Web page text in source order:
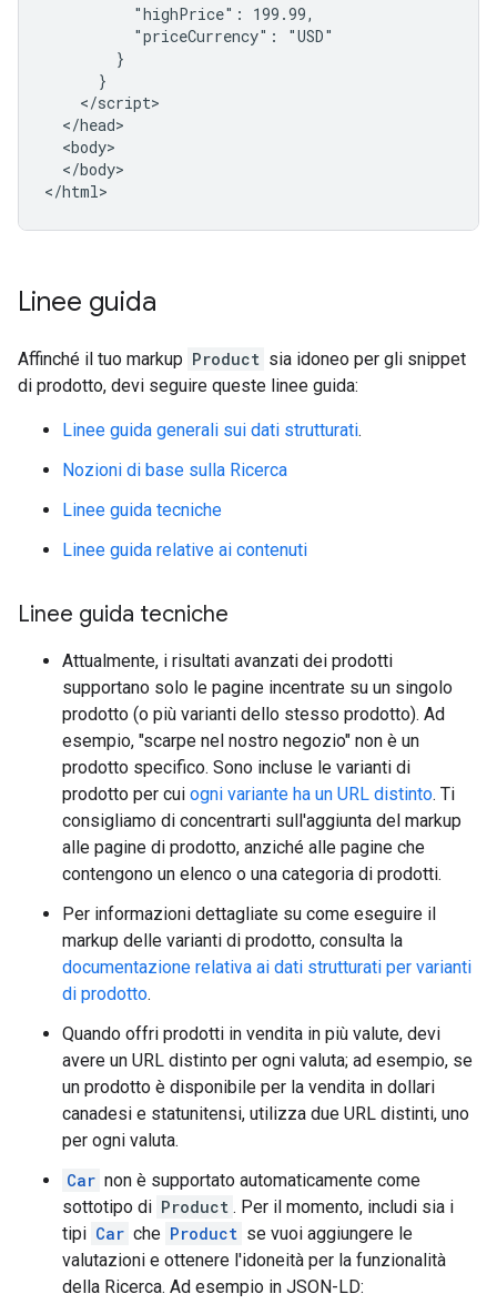
          "highPrice": 199.99,
          "priceCurrency": "USD"
        }
      }
    </script>
  </head>
  <body>
  </body>
</html>
Linee guida
Affinché il tuo markup Product sia idoneo per gli snippet
di prodotto, devi seguire queste linee guida:
Linee guida generali sui dati strutturati.
Nozioni di base sulla Ricerca
Linee guida tecniche
Linee guida relative ai contenuti
Linee guida tecniche
Attualmente, i risultati avanzati dei prodotti
supportano solo le pagine incentrate su un singolo
prodotto (o più varianti dello stesso prodotto). Ad
esempio, "scarpe nel nostro negozio" non è un
prodotto specifico. Sono incluse le varianti di
prodotto per cui ogni variante ha un URL distinto. Ti
consigliamo di concentrarti sull'aggiunta del markup
alle pagine di prodotto, anziché alle pagine che
contengono un elenco o una categoria di prodotti.
Per informazioni dettagliate su come eseguire il
markup delle varianti di prodotto, consulta la
documentazione relativa ai dati strutturati per varianti
di prodotto.
Quando offri prodotti in vendita in più valute, devi
avere un URL distinto per ogni valuta; ad esempio, se
un prodotto è disponibile per la vendita in dollari
canadesi e statunitensi, utilizza due URL distinti, uno
per ogni valuta.
Car non è supportato automaticamente come
sottotipo di Product . Per il momento, includi sia i
tipi Car che Product se vuoi aggiungere le
valutazioni e ottenere l'idoneità per la funzionalità
della Ricerca. Ad esempio in JSON-LD: